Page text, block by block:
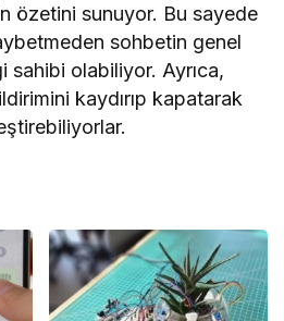
özetini sunuyor. Bu sayede
sohbetin genel
sahibi olabiliyor. Ayrıca,
kaydırıp kapatarak